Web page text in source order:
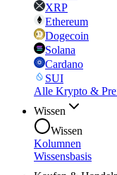
XRP
Ethereum
Dogecoin
Solana
Cardano
SUI
Alle Krypto &
Wissen
Wissen
Kolumnen
Wissensbasis